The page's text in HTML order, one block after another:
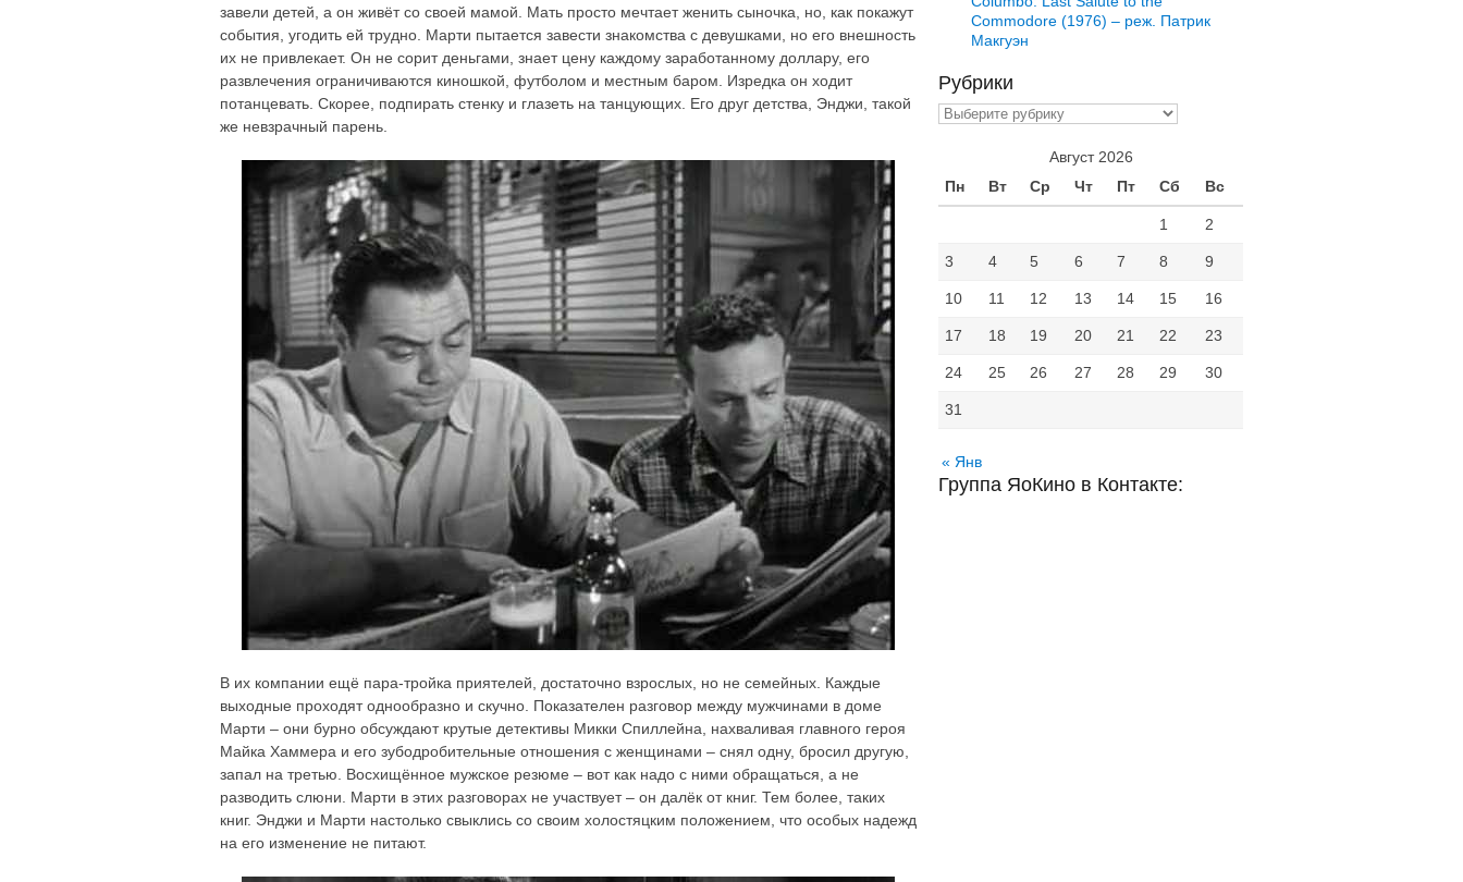
завели детей, а он живёт со своей мамой. Мать просто мечтает женить сыночка, но, как покажут
события, угодить ей трудно. Марти пытается завести знакомства с девушками, но его внешность
их не привлекает. Он не сорит деньгами, знает цену каждому заработанному доллару, его
развлечения ограничиваются киношкой, футболом и местным баром. Изредка он ходит
потанцевать. Скорее, подпирать стенку и глазеть на танцующих. Его друг детства, Энджи, такой
же невзрачный парень.
В их компании ещё пара-тройка приятелей, достаточно взрослых, но не семейных. Каждые
выходные проходят однообразно и скучно. Показателен разговор между мужчинами в доме
Марти – они бурно обсуждают крутые детективы Микки Спиллейна, нахваливая главного героя
Майка Хаммера и его зубодробительные отношения с женщинами – снял одну, бросил другую,
запал на третью. Восхищённое мужское резюме – вот как надо с ними обращаться, а не
разводить слюни. Марти в этих разговорах не участвует – он далёк от книг. Тем более, таких
книг. Энджи и Марти настолько свыклись со своим холостяцким положением, что особых надежд
на его изменение не питают.
Commodore (1976) – реж. Патрик
Макгуэн
Рубрики
Рубрики
Август 2026
Пн
Вт Ср Чт Пт Сб Вс
1 2
3 4 5 6 7 8 9
10 11 12 13 14 15 16
17 18 19 20 21 22 23
24 25 26 27 28 29 30
31
« Янв
Группа ЯоКино в Контакте: